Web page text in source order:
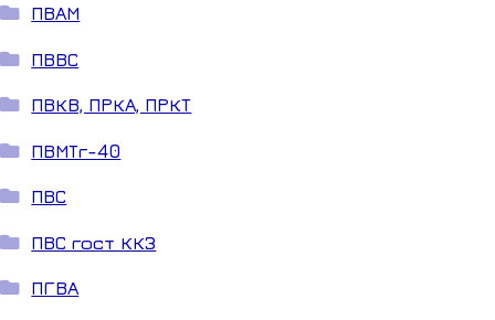
ПВАМ
ПВВС
ПВКВ, ПРКА, ПРКТ
ПВМТг-40
ПВС
ПВС гост ККЗ
ПГВА